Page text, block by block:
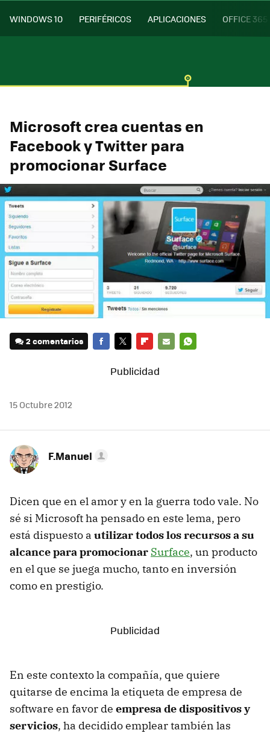
WINDOWS 10 PERIFÉRICOS APLICACIONES OFFICE 365
Microsoft crea cuentas en
Facebook y Twitter para
promocionar Surface
2 comentarios
MAIL
15 Octubre 2012
F.Manuel
Dicen que en el amor y en la guerra todo vale. No
sé si Microsoft ha pensado en este lema, pero
está dispuesto a utilizar todos los recursos a su
alcance para promocionar Surface, un producto
en el que se juega mucho, tanto en inversión
como en prestigio.
En este contexto la compañía, que quiere
quitarse de encima la etiqueta de empresa de
software en favor de empresa de dispositivos y
servicios, ha decidido emplear también las